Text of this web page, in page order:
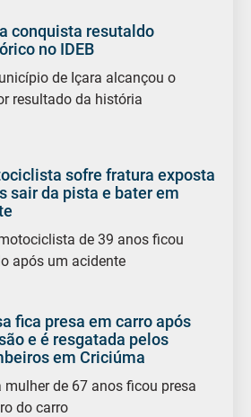
conquista resutaldo
no IDEB
de Içara alcançou o
resultado da história
sofre fratura exposta
sair da pista e bater em
de 39 anos ficou
após um acidente
fica presa em carro após
e é resgatada pelos
em Criciúma
mulher de 67 anos ficou presa
do carro